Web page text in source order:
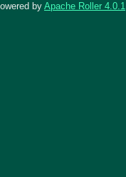
by Apache Roller 4.0.1